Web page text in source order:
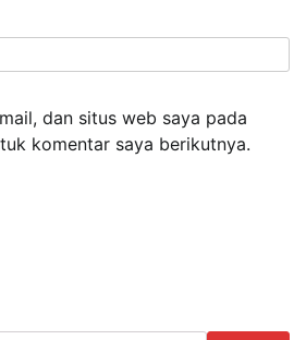
dan situs web saya pada
komentar saya berikutnya.